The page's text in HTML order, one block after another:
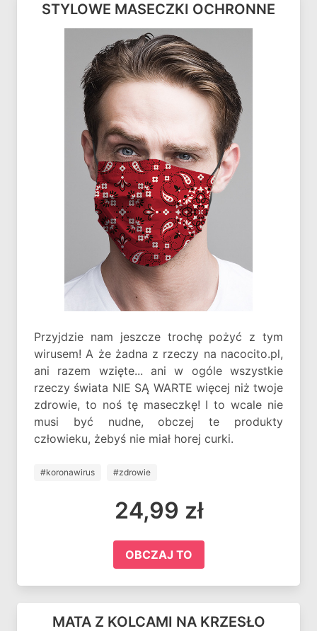
STYLOWE MASECZKI OCHRONNE
Przyjdzie nam jeszcze trochę pożyć z tym
wirusem! A że żadna z rzeczy na nacocito.pl,
ani razem wzięte... ani w ogóle wszystkie
rzeczy świata NIE SĄ WARTE więcej niż twoje
zdrowie, to noś tę maseczkę! I to wcale nie
musi być nudne, obczej te produkty
człowieku, żebyś nie miał horej curki.
#koronawirus #zdrowie
24,99 zł
OBCZAJ TO
MATA Z KOLCAMI NA KRZESŁO